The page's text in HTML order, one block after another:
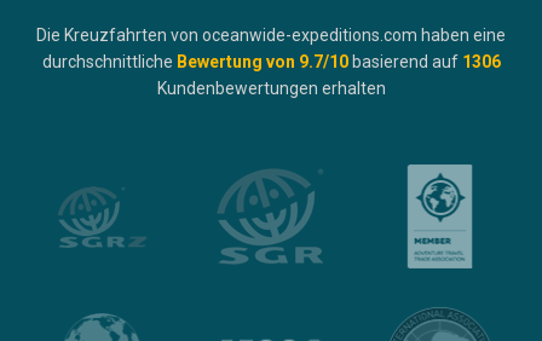
Die Kreuzfahrten von oceanwide-expeditions.com haben eine
durchschnittliche Bewertung von 9.7/10 basierend auf 1306
Kundenbewertungen erhalten